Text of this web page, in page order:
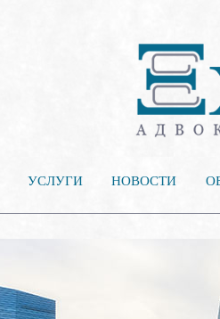
УСЛУГИ НОВОСТИ